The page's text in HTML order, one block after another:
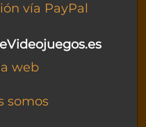
vía PayPal
web
somos